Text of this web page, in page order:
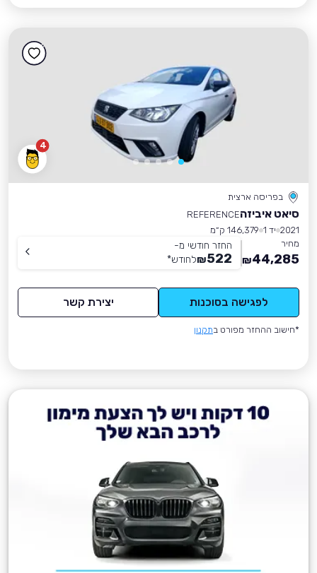
4
בפריסה ארצית
סיאט איביזהREFERENCE
2021 יד 1
146,379 ק״מ
מחיר
44,285
₪
החזר חודשי מ-
522
₪לחודש*
לפגישה בסוכנות יצירת קשר
*חישוב ההחזר מפורט בתקנון